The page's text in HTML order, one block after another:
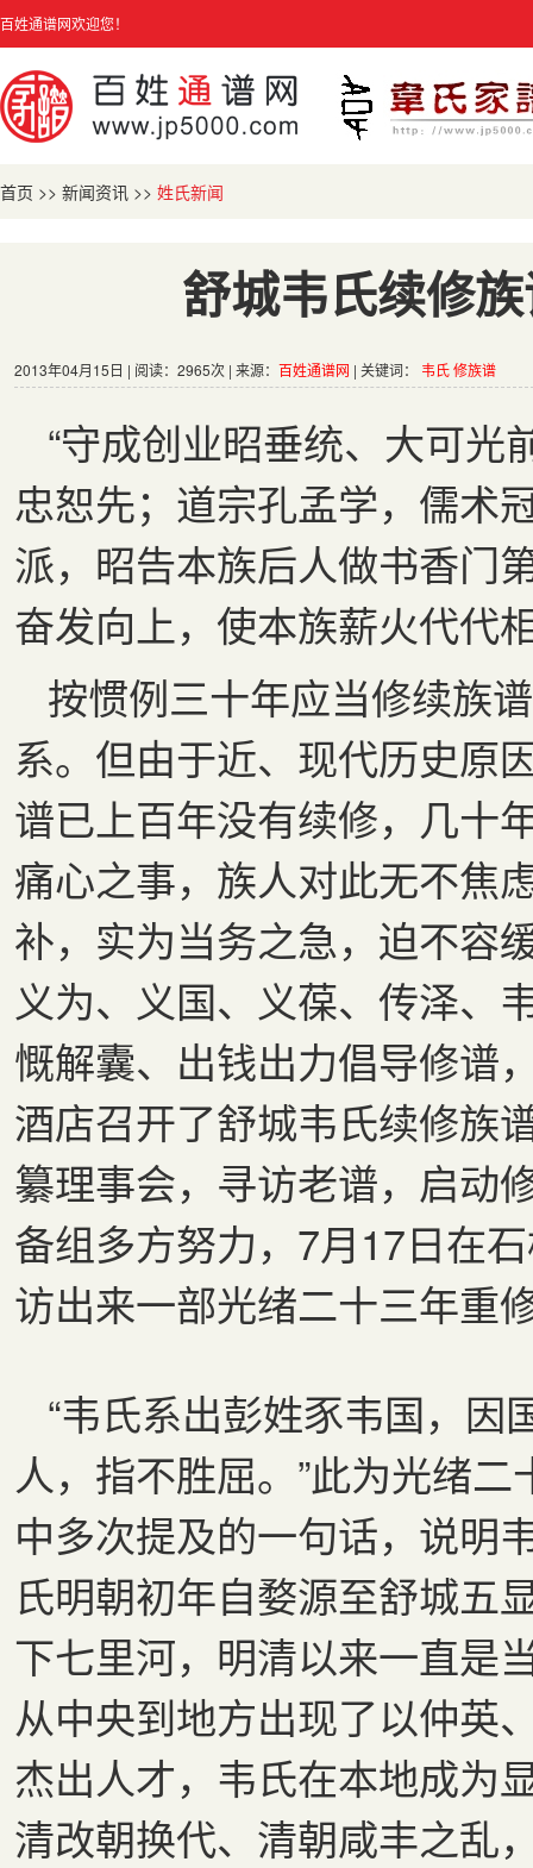
百姓通谱网欢迎您！
首页 >> 新闻资讯 >> 姓氏新闻
舒城韦氏续修
2013年04月15日 | 阅读：2965次 | 来源： 百姓通谱网 | 关键词： 韦氏修族谱
“守成创业昭垂统、大可光
忠恕先；道宗孔孟学，儒术
派，昭告本族后人做书香门
奋发向上，使本族薪火代代
按惯例三十年应当修续族
系。但由于近、现代历史原
谱已上百年没有续修，几十
痛心之事，族人对此无不焦
补，实为当务之急，迫不容
义为、义国、义葆、传泽、
慨解囊、出钱出力倡导修谱
酒店召开了舒城韦氏续修族
纂理事会，寻访老谱，启动
备组多方努力，7月17日在
访出来一部光绪二十三年重
“韦氏系出彭姓豕韦国，
人，指不胜屈。”此为光绪
中多次提及的一句话，说明
氏明朝初年自婺源至舒城五
下七里河，明清以来一直是
从中央到地方出现了以仲英
杰出人才，韦氏在本地成为
清改朝换代、清朝咸丰之乱